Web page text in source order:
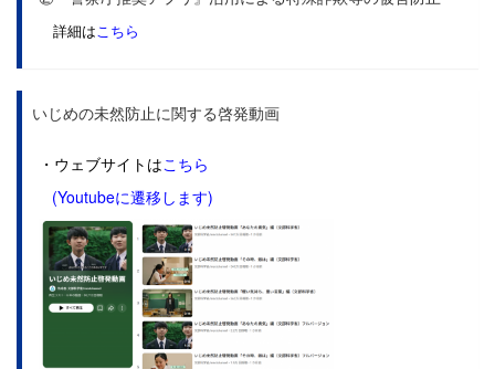
詳細はこちら
いじめの未然防止に関する啓発動画
・ウェブサイトはこちら
(Youtubeに遷移します)